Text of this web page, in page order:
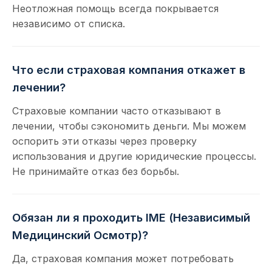
Неотложная помощь всегда покрывается
независимо от списка.
Что если страховая компания откажет в
лечении?
Страховые компании часто отказывают в
лечении, чтобы сэкономить деньги. Мы можем
оспорить эти отказы через проверку
использования и другие юридические процессы.
Не принимайте отказ без борьбы.
Обязан ли я проходить IME (Независимый
Медицинский Осмотр)?
Да, страховая компания может потребовать